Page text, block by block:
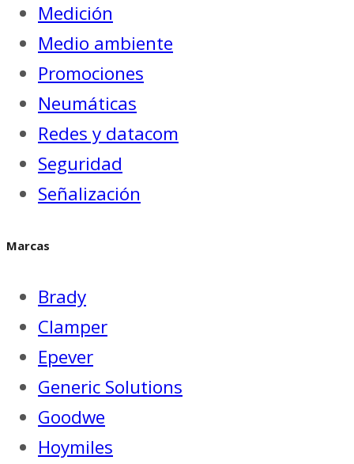
Medición
Medio ambiente
Promociones
Neumáticas
Redes y datacom
Seguridad
Señalización
Marcas
Brady
Clamper
Epever
Generic Solutions
Goodwe
Hoymiles